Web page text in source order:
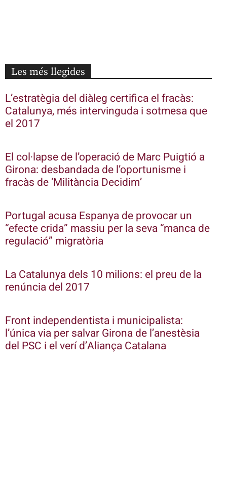
Les més llegides
L’estratègia del diàleg certifica el fracàs:
Catalunya, més intervinguda i sotmesa que
el 2017
El col·lapse de l’operació de Marc Puigtió a
Girona: desbandada de l’oportunisme i
fracàs de ‘Militància Decidim’
Portugal acusa Espanya de provocar un
“efecte crida” massiu per la seva “manca de
regulació” migratòria
La Catalunya dels 10 milions: el preu de la
renúncia del 2017
Front independentista i municipalista:
l’única via per salvar Girona de l’anestèsia
del PSC i el verí d’Aliança Catalana